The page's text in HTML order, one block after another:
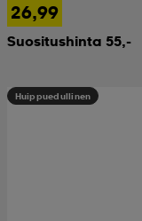
26,99
Suositushinta 55,-
Huippuedullinen